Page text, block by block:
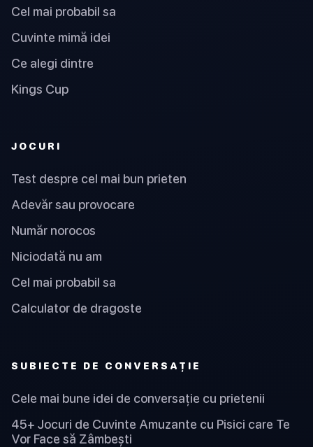
Cel mai probabil sa
Cuvinte mimă idei
Ce alegi dintre
Kings Cup
JOCURI
Test despre cel mai bun prieten
Adevăr sau provocare
Număr norocos
Niciodată nu am
Cel mai probabil sa
Calculator de dragoste
SUBIECTE DE CONVERSAȚIE
Cele mai bune idei de conversație cu prietenii
45+ Jocuri de Cuvinte Amuzante cu Pisici care Te
Vor Face să Zâmbești